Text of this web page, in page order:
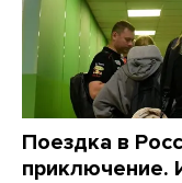
Поездка в
приключение.